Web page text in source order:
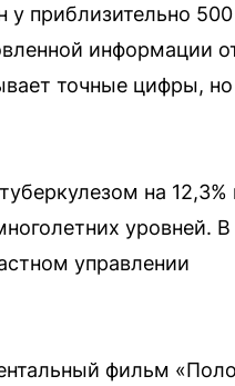
приблизительно
информации
точные цифры, но
на
уровней.
управлении
фильм